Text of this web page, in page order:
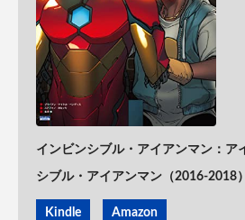
インビンシブル・アイアンマン：ア
シブル・アイアンマン（2016-2018）
Kindle Amazon